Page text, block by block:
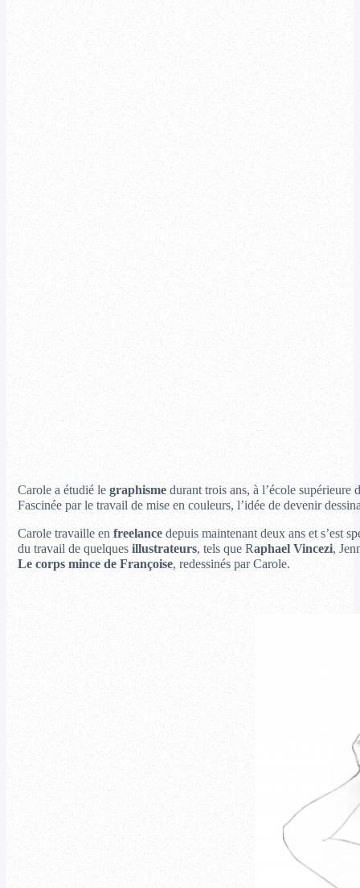
Carole a étudié le graphismedurant trois ans, à l’école
Fascinée par le travail de mise en couleurs, l’idée de devenir
Carole travaille enfreelancedepuis maintenant deux ans et s’est
du travail de quelquesillustrateurs, tels que Raphael Vincezi,
Le corps mince de Françoise, redessinés par Carole.